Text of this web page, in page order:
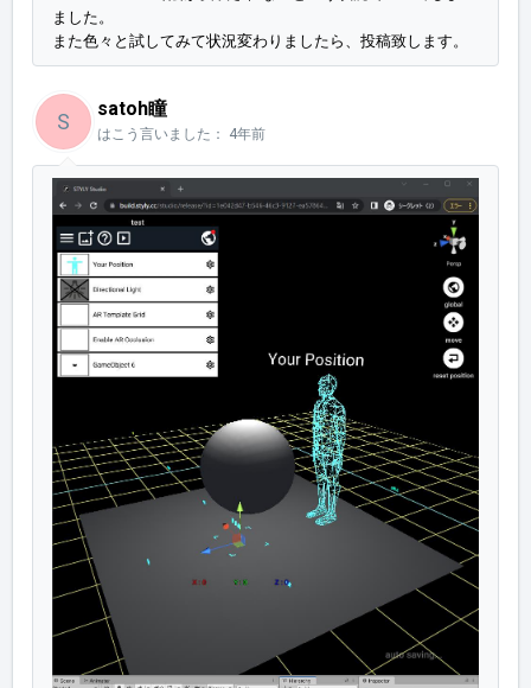
ました。
また色々と試してみて状況変わりましたら、投稿致します。
S
satoh瞳
はこう言いました： 4年前